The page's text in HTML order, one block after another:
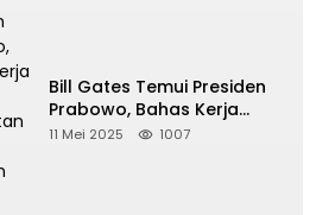
Bill Gates Temui Presiden
Prabowo, Bahas Kerja
Sama Kesehatan dan
11 Mei 2025 1007